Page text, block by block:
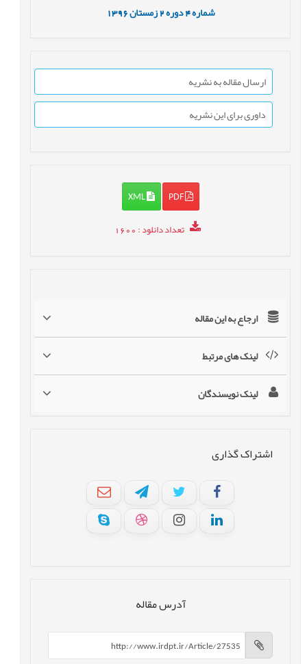
شماره4 دوره2 زمستان1396
ارسال مقاله به نشریه
داوری برای این نشریه
PDF
XML
تعداد دانلود: 1600
ارجاع به این مقاله
لینک های مرتبط
لینک نویسندگان
اشتراک گذاری
آدرس مقاله